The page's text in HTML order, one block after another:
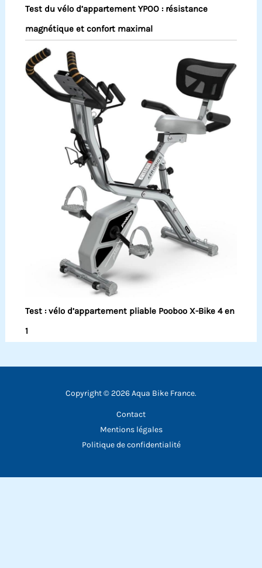
Test du vélo d’appartement YPOO : résistance
magnétique et confort maximal
Test : vélo d’appartement pliable Pooboo X-Bike 4 en
1
Copyright © 2026 Aqua Bike France.
Contact
Mentions légales
Politique de confidentialité